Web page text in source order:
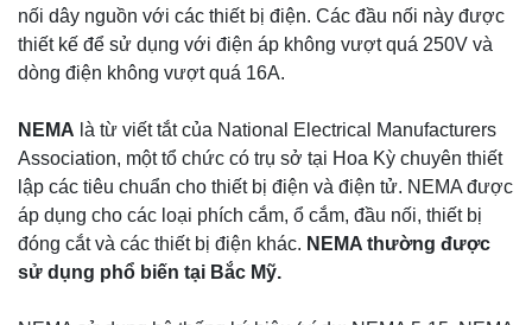
nối dây nguồn với các thiết bị điện. Các đầu nối này được
thiết kế để sử dụng với điện áp không vượt quá 250V và
dòng điện không vượt quá 16A.
NEMA là từ viết tắt của National Electrical Manufacturers
Association, một tổ chức có trụ sở tại Hoa Kỳ chuyên thiết
lập các tiêu chuẩn cho thiết bị điện và điện tử. NEMA được
áp dụng cho các loại phích cắm, ổ cắm, đầu nối, thiết bị
đóng cắt và các thiết bị điện khác. NEMA thường được
sử dụng phổ biến tại Bắc Mỹ.